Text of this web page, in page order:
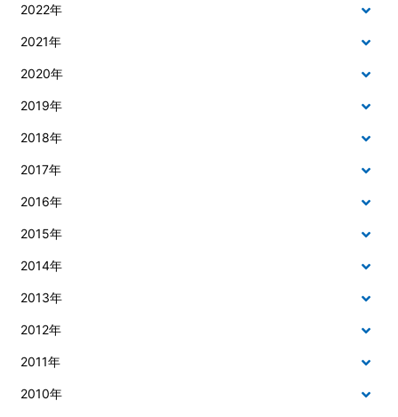
2022年
2021年
2020年
2019年
2018年
2017年
2016年
2015年
2014年
2013年
2012年
2011年
2010年